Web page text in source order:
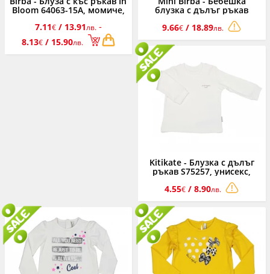
Bloom 64063-15A, момиче,
7.11€/ 13.91лв.-
8.13€/ 15.90лв.
блузка с дълъг ръкав
Spotty Family 56809-95Z,
момиче, 3-9 м.
9.66€ / 18.89лв.
Kitikate - Блузка с дълъг
ръкав S75257, унисекс,
екрю, 12-36 м.
4.55€ / 8.90лв.